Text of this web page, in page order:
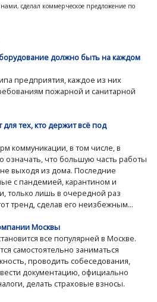
сделал коммерческое предложение по
должно быть на каждом
предприятия, каждое из них
пожарной и санитарной
тех, кто держит всё под
коммуникации, в том числе, в
означать, что большую часть работы
выходя из дома. Последние
с пандемией, карантином и
только лишь в очередной раз
тренд, сделав его неизбежным...
Москвы
все популярней в Москве.
самостоятельно заниматься
проводить собеседования,
документацию, официально
делать страховые взносы.